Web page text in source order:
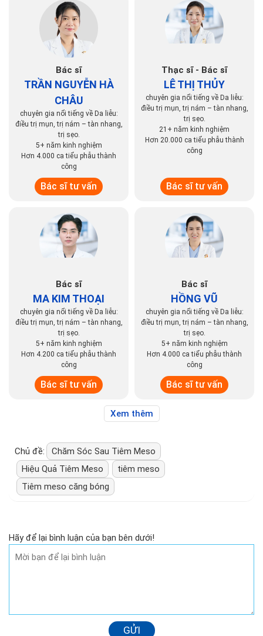
Bác sĩ
TRẦN NGUYỄN HÀ
CHÂU
chuyên gia nổi tiếng về Da liễu:
điều trị mụn, trị nám – tàn nhang,
trị sẹo.
5+ năm kinh nghiệm
Hơn 4.000 ca tiểu phẫu thành
công
Bác sĩ tư vấn
Thạc sĩ - Bác sĩ
LÊ THỊ THỦY
chuyên gia nổi tiếng về Da liễu:
điều trị mụn, trị nám – tàn nhang,
trị sẹo.
21+ năm kinh nghiệm
Hơn 20.000 ca tiểu phẫu thành
công
Bác sĩ tư vấn
Bác sĩ
MA KIM THOẠI
chuyên gia nổi tiếng về Da liễu:
điều trị mụn, trị nám – tàn nhang,
trị sẹo.
5+ năm kinh nghiệm
Hơn 4.200 ca tiểu phẫu thành
công
Bác sĩ tư vấn
Bác sĩ
HỒNG VŨ
chuyên gia nổi tiếng về Da liễu:
điều trị mụn, trị nám – tàn nhang,
trị sẹo.
5+ năm kinh nghiệm
Hơn 4.000 ca tiểu phẫu thành
công
Bác sĩ tư vấn
Xem thêm
Chủ đề:
Chăm Sóc Sau Tiêm Meso
Hiệu Quả Tiêm Meso
tiêm meso
Tiêm meso căng bóng
Hãy để lại bình luận của bạn bên dưới!
GỬI